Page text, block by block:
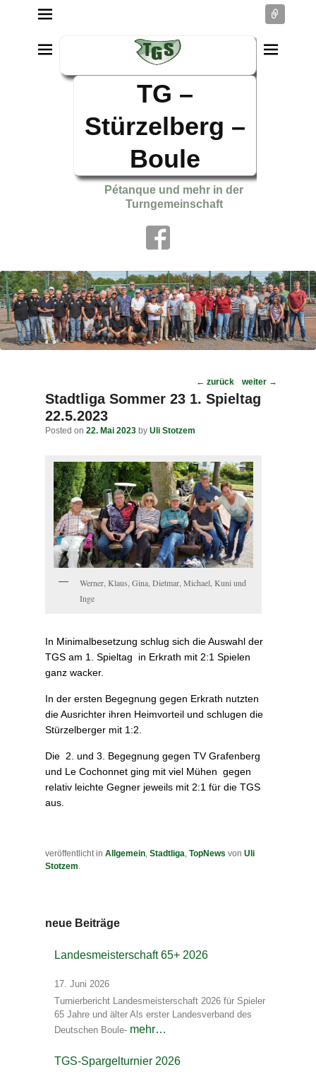
TG –
Stürzelberg –
Boule
Pétanque und mehr in der
Turngemeinschaft
Post
navigation
← zurück weiter →
Stadtliga Sommer 23 1. Spieltag
22.5.2023
Posted on 22. Mai 2023 by Uli Stotzem
Werner, Klaus, Gina, Dietmar, Michael, Kuni und
Inge
In Minimalbesetzung schlug sich die Auswahl der
TGS am 1. Spieltag in Erkrath mit 2:1 Spielen
ganz wacker.
In der ersten Begegnung gegen Erkrath nutzten
die Ausrichter ihren Heimvorteil und schlugen die
Stürzelberger mit 1:2.
Die 2. und 3. Begegnung gegen TV Grafenberg
und Le Cochonnet ging mit viel Mühen gegen
relativ leichte Gegner jeweils mit 2:1 für die TGS
aus.
veröffentlicht in Allgemein, Stadtliga, TopNews von Uli
Stotzem.
neue Beiträge
Landesmeisterschaft 65+ 2026
17. Juni 2026
Turnierbericht Landesmeisterschaft 2026 für Spieler
65 Jahre und älter Als erster Landesverband des
Deutschen Boule- mehr…
TGS-Spargelturnier 2026